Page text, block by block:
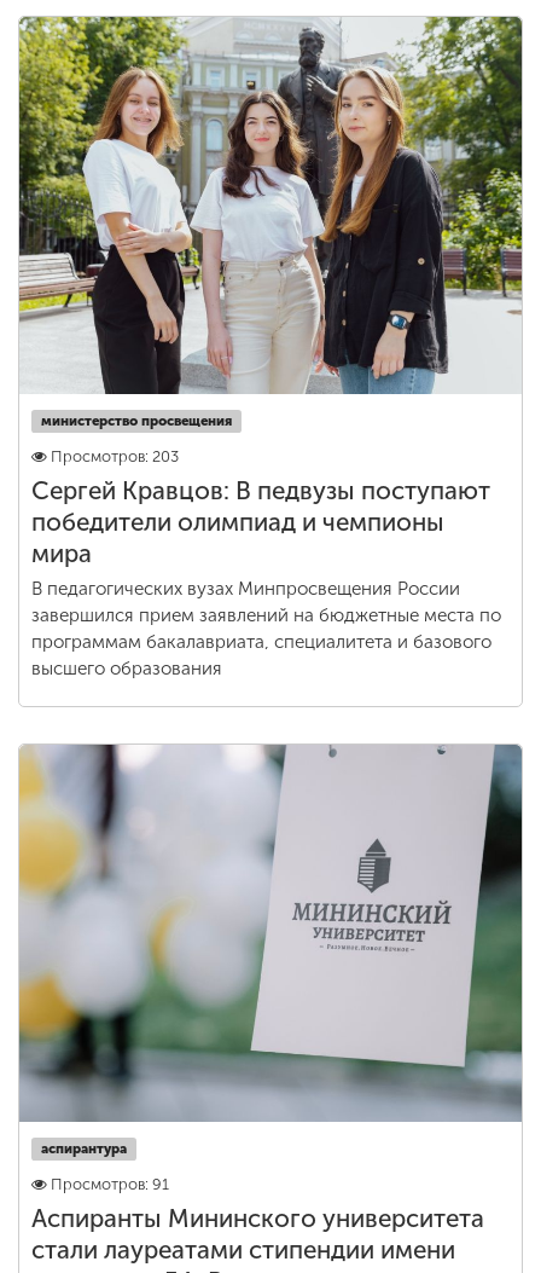
министерство просвещения
Просмотров: 203
Сергей Кравцов: В педвузы поступают
победители олимпиад и чемпионы
мира
В педагогических вузах Минпросвещения России
завершился прием заявлений на бюджетные места по
программам бакалавриата, специалитета и базового
высшего образования
аспирантура
Просмотров: 91
Аспиранты Мининского университета
стали лауреатами стипендии имени